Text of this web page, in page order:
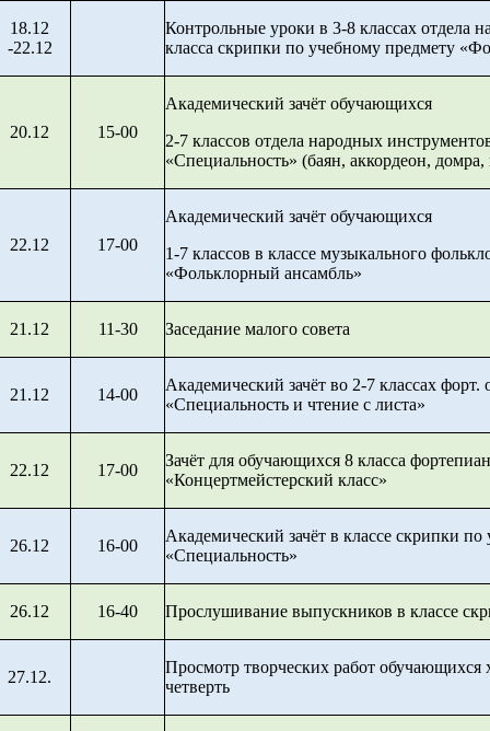
18.12
-22.12
Контрольные уроки в 3-8 классах отдела
класса скрипки по учебному предмету
20.12 15-00
Академический зачёт обучающихся
2-7 классов отдела народных
«Специальность» (баян, аккордеон, домра,
22.12 17-00
Академический зачёт обучающихся
1-7 классов в классе музыкального
«Фольклорный ансамбль»
21.12 11-30 Заседание малого совета
21.12 14-00
Академический зачёт во 2-7 классах
«Специальность и чтение с листа»
22.12 17-00
Зачёт для обучающихся 8 класса
«Концертмейстерский класс»
26.12 16-00
Академический зачёт в классе скрипки
«Специальность»
26.12 16-40 Прослушивание выпускников в классе
27.12.
Просмотр творческих работ обучающихся
четверть